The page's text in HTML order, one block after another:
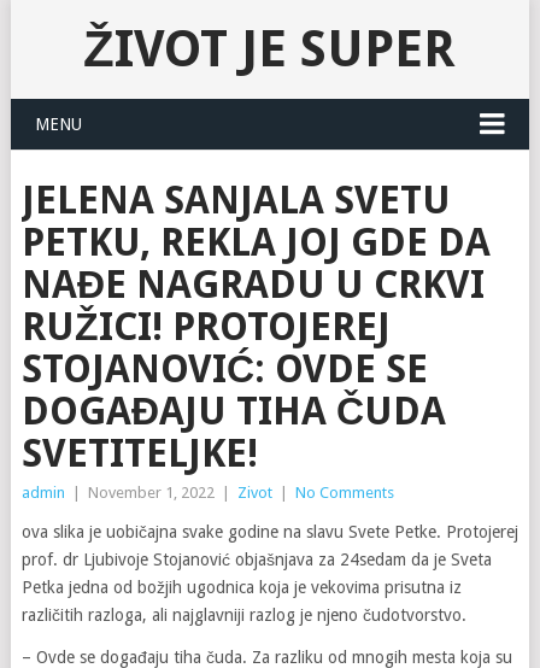
ŽIVOT JE SUPER
MENU
JELENA SANJALA SVETU
PETKU, REKLA JOJ GDE DA
NAĐE NAGRADU U CRKVI
RUŽICI! PROTOJEREJ
STOJANOVIĆ: OVDE SE
DOGAĐAJU TIHA ČUDA
SVETITELJKE!
admin November 1, 2022 Zivot No Comments
ova slika je uobičajna svake godine na slavu Svete Petke. Protojerej
prof. dr Ljubivoje Stojanović objašnjava za 24sedam da je Sveta
Petka jedna od božjih ugodnica koja je vekovima prisutna iz
različitih razloga, ali najglavniji razlog je njeno čudotvorstvo.
– Ovde se događaju tiha čuda. Za razliku od mnogih mesta koja su